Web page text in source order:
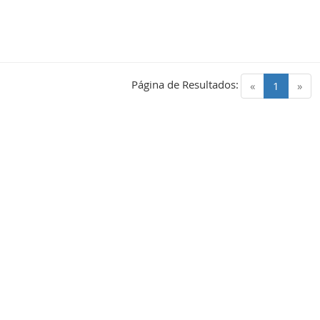
« 1 (current)
»
Página de Resultados: